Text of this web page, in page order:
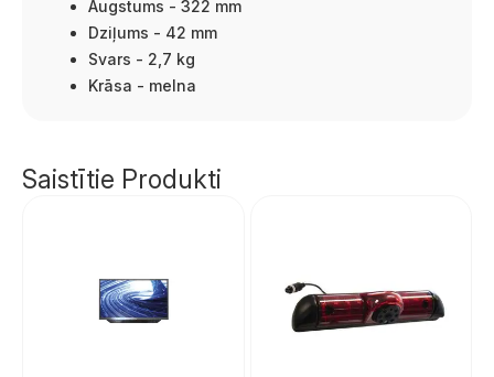
Augstums - 322 mm
Dziļums - 42 mm
Svars - 2,7 kg
Krāsa - melna
Saistītie Produkti